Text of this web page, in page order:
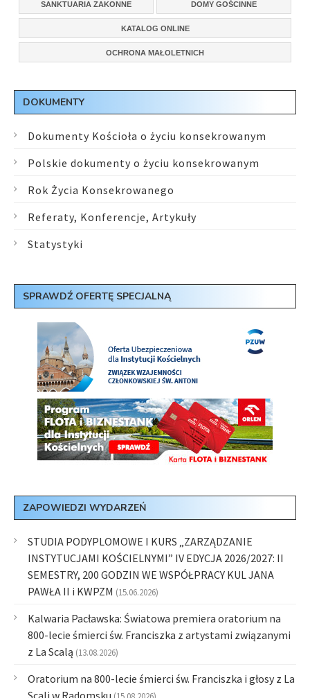
SANKTUARIA ZAKONNE DOMY GOŚCINNE
KATALOG ONLINE
OCHRONA MAŁOLETNICH
DOKUMENTY
Dokumenty Kościoła o życiu konsekrowanym
Polskie dokumenty o życiu konsekrowanym
Rok Życia Konsekrowanego
Referaty, Konferencje, Artykuły
Statystyki
SPRAWDŹ OFERTĘ SPECJALNĄ
ZAPOWIEDZI WYDARZEŃ
STUDIA PODYPLOMOWE I KURS „ZARZĄDZANIE
INSTYTUCJAMI KOŚCIELNYMI” IV EDYCJA 2026/2027: II
SEMESTRY, 200 GODZIN WE WSPÓŁPRACY KUL JANA
PAWŁA II i KWPZM (15.06.2026)
Kalwaria Pacławska: Światowa premiera oratorium na
800-lecie śmierci św. Franciszka z artystami związanymi
z La Scalą (13.08.2026)
Oratorium na 800-lecie śmierci św. Franciszka i głosy z La
Scali w Radomsku